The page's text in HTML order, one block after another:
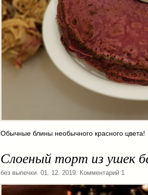
Обычные блины необычного красного цвета!
Слоеный торт из ушек
без выпечки. 01. 12. 2019. Комментарий 1